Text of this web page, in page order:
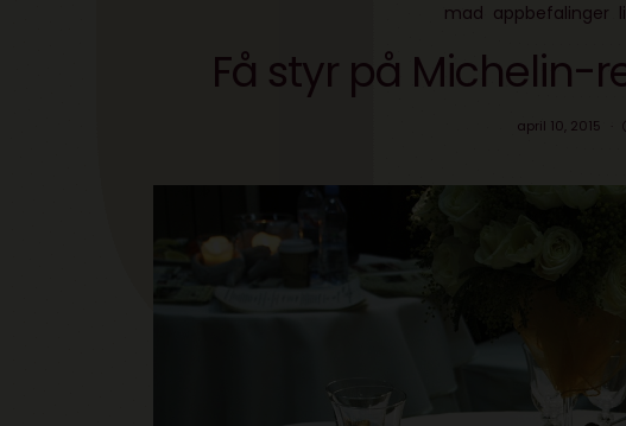
mad appbefalinger
Få styr på Michelin-
april 10, 2015